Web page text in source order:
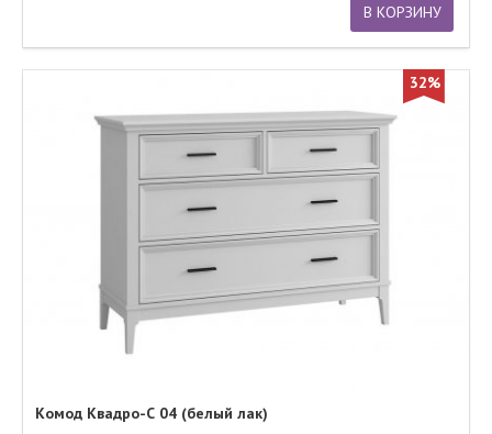
В КОРЗИНУ
32%
Комод Квадро-С 04 (белый лак)